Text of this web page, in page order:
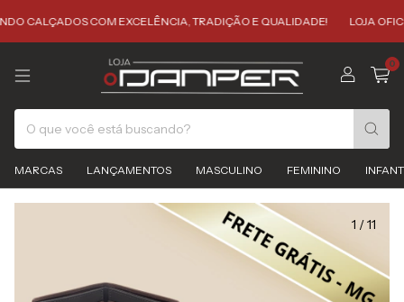
COM EXCELÊNCIA, TRADIÇÃO E QUALIDADE! LOJA OFICIAL
0
MARCAS LANÇAMENTOS MASCULINO FEMININO
1 /11